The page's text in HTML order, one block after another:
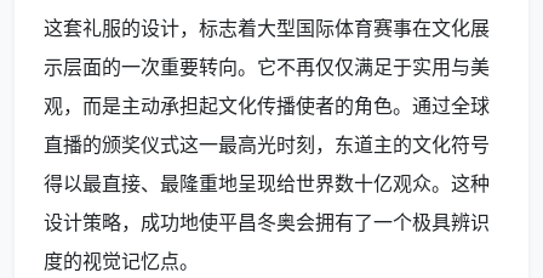
这套礼服的设计，标志着大型国际体育赛事在文化展
示层面的一次重要转向。它不再仅仅满足于实用与美
观，而是主动承担起文化传播使者的角色。通过全球
直播的颁奖仪式这一最高光时刻，东道主的文化符号
得以最直接、最隆重地呈现给世界数十亿观众。这种
设计策略，成功地使平昌冬奥会拥有了一个极具辨识
度的视觉记忆点。